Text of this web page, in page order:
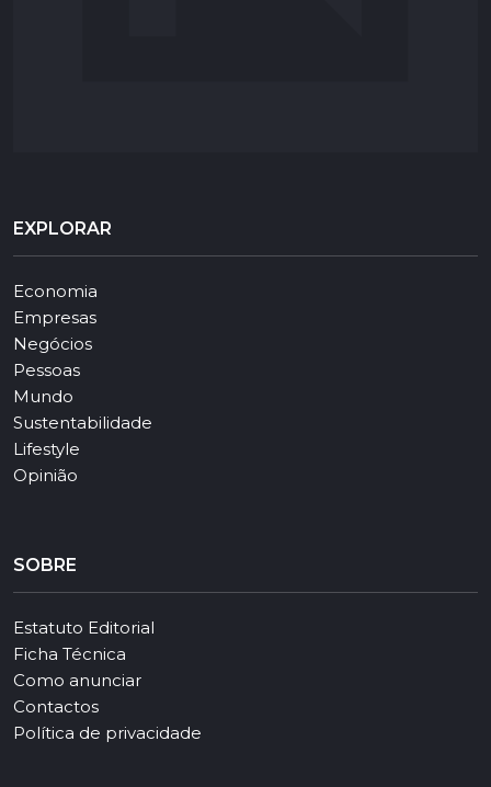
EXPLORAR
Economia
Empresas
Negócios
Pessoas
Mundo
Sustentabilidade
Lifestyle
Opinião
SOBRE
Estatuto Editorial
Ficha Técnica
Como anunciar
Contactos
Política de privacidade